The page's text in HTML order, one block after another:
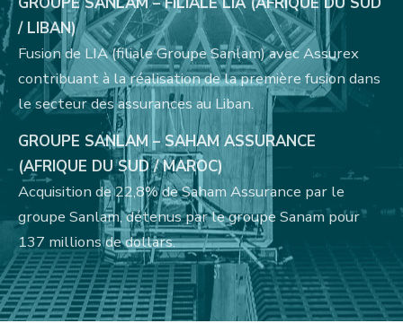
/ LIBAN)
Fusion de LIA (filiale Groupe Sanlam) avec Assurex
contribuant à la réalisation de la première fusion dans
le secteur des assurances au Liban.
GROUPE SANLAM – SAHAM ASSURANCE
(AFRIQUE DU SUD / MAROC)
Acquisition de 22,8% de Saham Assurance par le
groupe Sanlam, détenus par le groupe Sanam pour
137 millions de dollars.